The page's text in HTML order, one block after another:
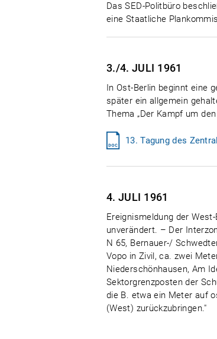
Das SED-Politbüro
eine Staatliche
3./4. JULI 1961
In Ost-Berlin beginnt eine
später ein allgemein
Thema „Der Kampf um
13. Tagung des
4. JULI 1961
Ereignismeldung der
unverändert. – Der
N 65, Bernauer-/
Vopo in Zivil, ca. zwei
Niederschönhausen, Am
Sektorgrenzposten der
die B. etwa ein Meter auf
(West) zurückzubringen."